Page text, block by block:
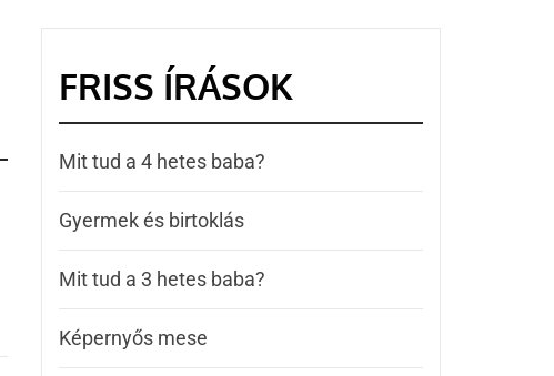
FRISS ÍRÁSOK
Mit tud a 4 hetes baba?
Gyermek és birtoklás
Mit tud a 3 hetes baba?
Képernyős mese